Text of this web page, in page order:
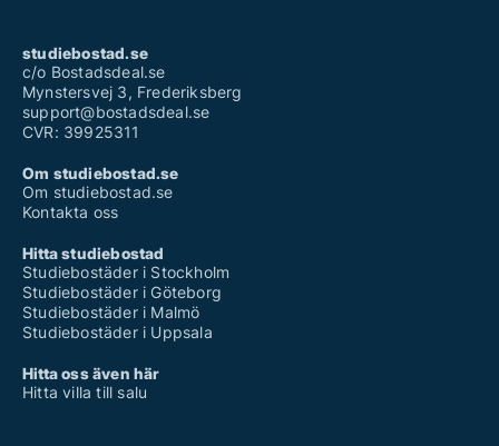
studiebostad.se
c/o Bostadsdeal.se
Mynstersvej 3, Frederiksberg
support@bostadsdeal.se
CVR: 39925311
Om studiebostad.se
Om studiebostad.se
Kontakta oss
Hitta studiebostad
Studiebostäder i Stockholm
Studiebostäder i Göteborg
Studiebostäder i Malmö
Studiebostäder i Uppsala
Hitta oss även här
Hitta villa till salu